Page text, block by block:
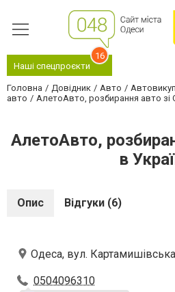
Наші спецпроєкти
16
Головна Довідник Авто
авто
АлетоАвто, розбирання авто зі
АлетоАвто,
в
Опис Відгуки (6)
Одеса, вул.
0504096310